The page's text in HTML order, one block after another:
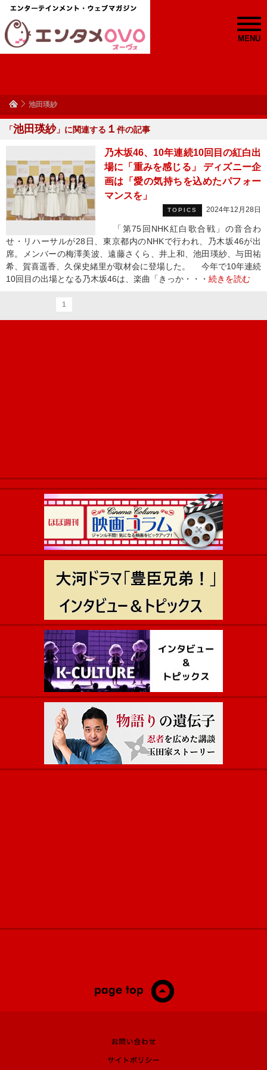
MENU
池田瑛紗
「池田瑛紗」に関連する １ 件の記事
乃木坂46、10年連続10回目の紅白出
場に「重みを感じる」 ディズニー企
画は「愛の気持ちを込めたパフォー
マンスを」
TOPICS 2024年12月28日
「第75回NHK紅白歌合戦」の音合わ
せ・リハーサルが28日、東京都内のNHKで行われ、乃木坂46が出
席。メンバーの梅澤美波、遠藤さくら、井上和、池田瑛紗、与田祐
希、賀喜遥香、久保史緒里が取材会に登場した。 今年で10年連続
10回目の出場となる乃木坂46は、楽曲「きっか・・・ 続きを読む
1